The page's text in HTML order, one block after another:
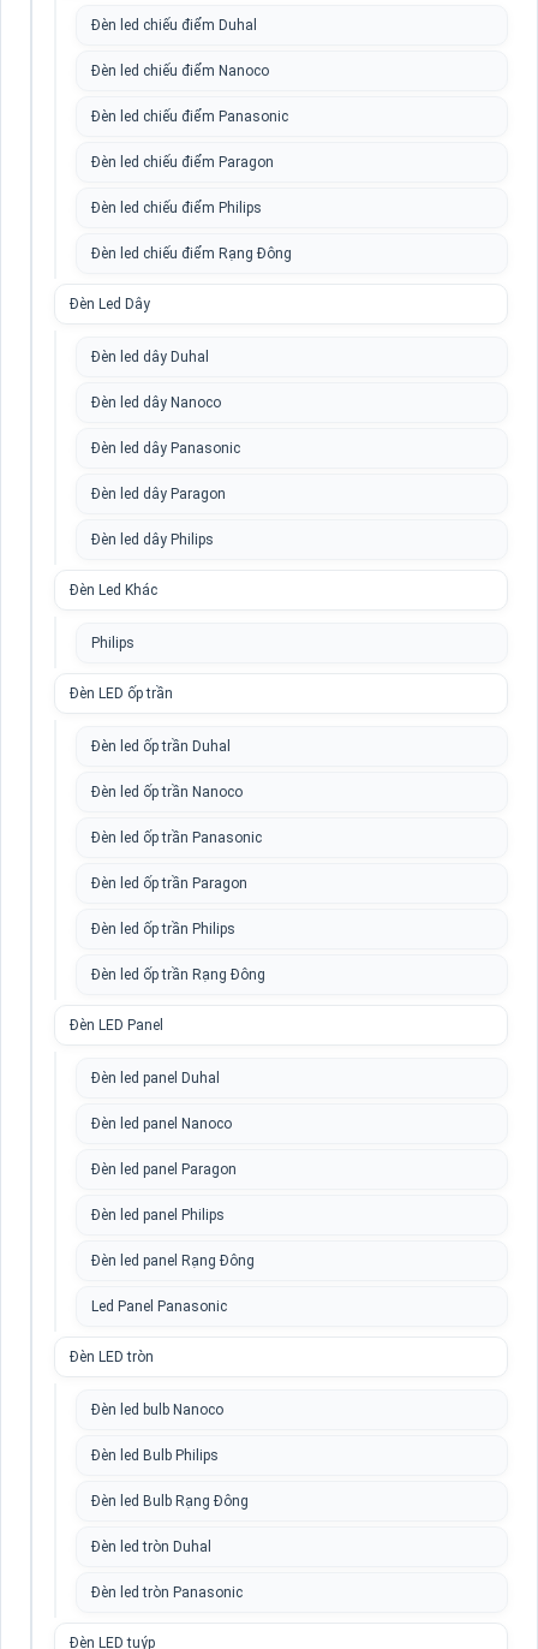
Đèn led chiếu điểm Duhal
Đèn led chiếu điểm Nanoco
Đèn led chiếu điểm Panasonic
Đèn led chiếu điểm Paragon
Đèn led chiếu điểm Philips
Đèn led chiếu điểm Rạng Đông
Đèn Led Dây
Đèn led dây Duhal
Đèn led dây Nanoco
Đèn led dây Panasonic
Đèn led dây Paragon
Đèn led dây Philips
Đèn Led Khác
Philips
Đèn LED ốp trần
Đèn led ốp trần Duhal
Đèn led ốp trần Nanoco
Đèn led ốp trần Panasonic
Đèn led ốp trần Paragon
Đèn led ốp trần Philips
Đèn led ốp trần Rạng Đông
Đèn LED Panel
Đèn led panel Duhal
Đèn led panel Nanoco
Đèn led panel Paragon
Đèn led panel Philips
Đèn led panel Rạng Đông
Led Panel Panasonic
Đèn LED tròn
Đèn led bulb Nanoco
Đèn led Bulb Philips
Đèn led Bulb Rạng Đông
Đèn led tròn Duhal
Đèn led tròn Panasonic
Đèn LED tuýp